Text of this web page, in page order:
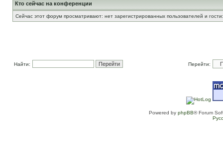
Кто сейчас на конференции
Сейчас этот форум просматривают: нет зарегистрированных пользователей и
Найти: Перейти:
Powered by phpBB® Forum